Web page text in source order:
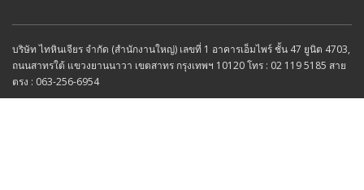
บริษัท ไทหินเจียร จำกัด (สำนักงานใหญ่) เลขที่ 1 อาคารเอ็มไพร์ ชั้น 47 ยูนิต 4703,
ถนนสาทรใต้ แขวงยานนาวา เขตสาทร กรุงเทพฯ 10120 โทร : 02 119 5185 สาย
ตรง : 063-256-6954